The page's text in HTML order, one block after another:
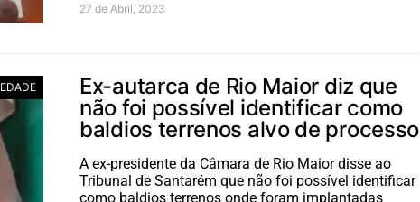
27 de Abril, 2023
Ex-autarca de Rio Maior diz que
não foi possível identificar como
baldios terrenos alvo de processo
A ex-presidente da Câmara de Rio Maior disse ao
Tribunal de Santarém que não foi possível identificar
como baldios terrenos onde foram implantadas